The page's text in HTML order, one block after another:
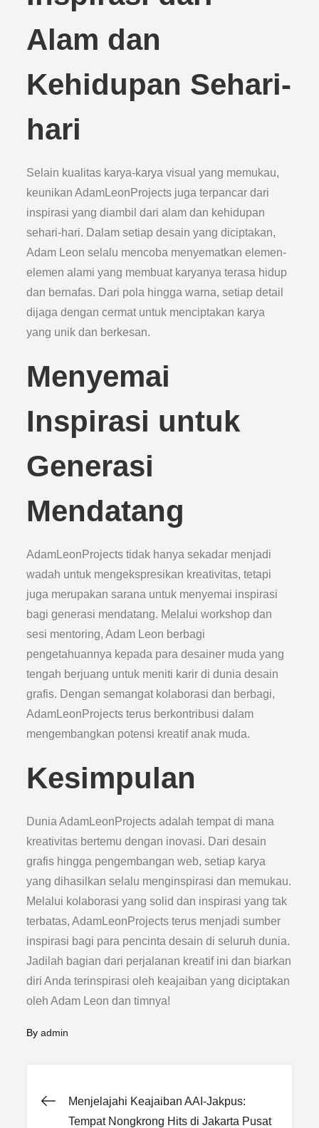
Alam dan
Kehidupan Sehari-
hari
Selain kualitas karya-karya visual yang memukau,
keunikan AdamLeonProjects juga terpancar dari
inspirasi yang diambil dari alam dan kehidupan
sehari-hari. Dalam setiap desain yang diciptakan,
Adam Leon selalu mencoba menyematkan elemen-
elemen alami yang membuat karyanya terasa hidup
dan bernafas. Dari pola hingga warna, setiap detail
dijaga dengan cermat untuk menciptakan karya
yang unik dan berkesan.
Menyemai
Inspirasi untuk
Generasi
Mendatang
AdamLeonProjects tidak hanya sekadar menjadi
wadah untuk mengekspresikan kreativitas, tetapi
juga merupakan sarana untuk menyemai inspirasi
bagi generasi mendatang. Melalui workshop dan
sesi mentoring, Adam Leon berbagi
pengetahuannya kepada para desainer muda yang
tengah berjuang untuk meniti karir di dunia desain
grafis. Dengan semangat kolaborasi dan berbagi,
AdamLeonProjects terus berkontribusi dalam
mengembangkan potensi kreatif anak muda.
Kesimpulan
Dunia AdamLeonProjects adalah tempat di mana
kreativitas bertemu dengan inovasi. Dari desain
grafis hingga pengembangan web, setiap karya
yang dihasilkan selalu menginspirasi dan memukau.
Melalui kolaborasi yang solid dan inspirasi yang tak
terbatas, AdamLeonProjects terus menjadi sumber
inspirasi bagi para pencinta desain di seluruh dunia.
Jadilah bagian dari perjalanan kreatif ini dan biarkan
diri Anda terinspirasi oleh keajaiban yang diciptakan
oleh Adam Leon dan timnya!
Byadmin
Post
Menjelajahi Keajaiban AAI-Jakpus:
Tempat Nongkrong Hits di Jakarta Pusat